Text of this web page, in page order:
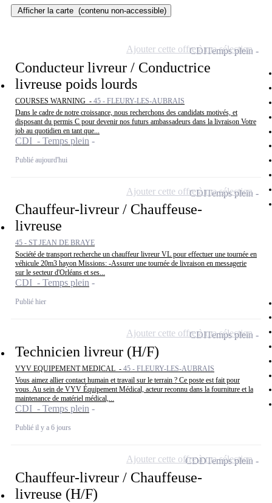
Afficher la carte (contenu non-accessible)
Conducteur livreur / Conductrice
livreuse poids lourds
COURSES WARNING - 45 - FLEURY-LES-AUBRAIS
Dans le cadre de notre croissance, nous recherchons des candidats motivés, et
disposant du permis C pour devenir nos futurs ambassadeurs dans la livraison Votre
job au quotidien en tant que...
CDI - Temps plein
Publié aujourd'hui
CDITemps plein
Ajouter cette offre à ma sélection
Chauffeur-livreur / Chauffeuse-
livreuse
45 - ST JEAN DE BRAYE
Société de transport recherche un chauffeur livreur VL pour effectuer une tournée en
véhicule 20m3 hayon Missions: -Assurer une tournée de livraison en messagerie
sur le secteur d'Orléans et ses...
CDI - Temps plein
Publié hier
CDITemps plein
Ajouter cette offre à ma sélection
Technicien livreur (H/F)
VYV EQUIPEMENT MEDICAL - 45 - FLEURY-LES-AUBRAIS
Vous aimez allier contact humain et travail sur le terrain ? Ce poste est fait pour
vous. Au sein de VYV Équipement Médical, acteur reconnu dans la fourniture et la
maintenance de matériel médical,...
CDI - Temps plein
Publié il y a 6 jours
CDITemps plein
Ajouter cette offre à ma sélection
Chauffeur-livreur / Chauffeuse-
livreuse (H/F)
CDDTemps plein
Ajouter cette offre à ma sélection